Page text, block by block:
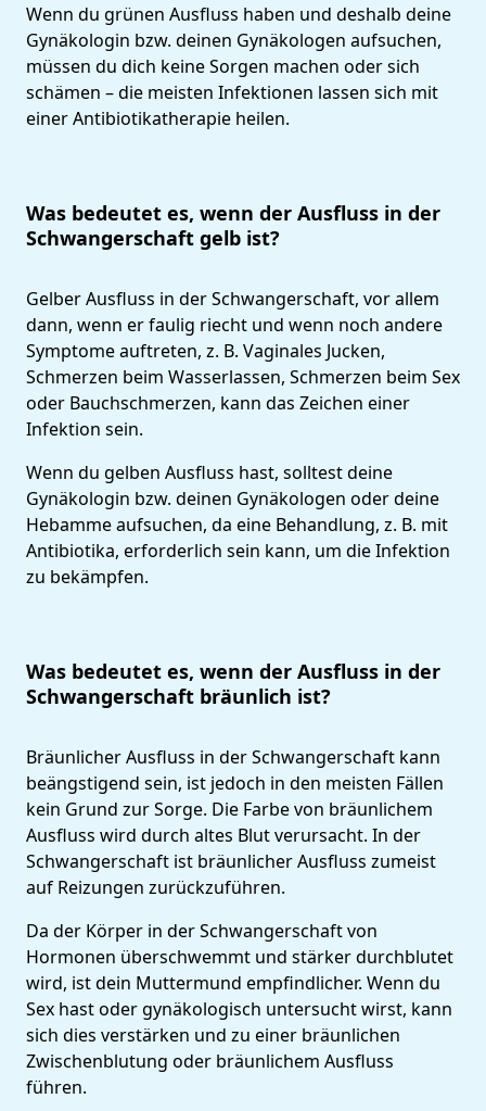
Wenn du grünen Ausfluss haben und deshalb deine
Gynäkologin bzw. deinen Gynäkologen aufsuchen,
müssen du dich keine Sorgen machen oder sich
schämen – die meisten Infektionen lassen sich mit
einer Antibiotikatherapie heilen.
Was bedeutet es, wenn der Ausfluss in der
Schwangerschaft gelb ist?
Gelber Ausfluss in der Schwangerschaft, vor allem
dann, wenn er faulig riecht und wenn noch andere
Symptome auftreten, z. B. Vaginales Jucken,
Schmerzen beim Wasserlassen, Schmerzen beim Sex
oder Bauchschmerzen, kann das Zeichen einer
Infektion sein.
Wenn du gelben Ausfluss hast, solltest deine
Gynäkologin bzw. deinen Gynäkologen oder deine
Hebamme aufsuchen, da eine Behandlung, z. B. mit
Antibiotika, erforderlich sein kann, um die Infektion
zu bekämpfen.
Was bedeutet es, wenn der Ausfluss in der
Schwangerschaft bräunlich ist?
Bräunlicher Ausfluss in der Schwangerschaft kann
beängstigend sein, ist jedoch in den meisten Fällen
kein Grund zur Sorge. Die Farbe von bräunlichem
Ausfluss wird durch altes Blut verursacht. In der
Schwangerschaft ist bräunlicher Ausfluss zumeist
auf Reizungen zurückzuführen.
Da der Körper in der Schwangerschaft von
Hormonen überschwemmt und stärker durchblutet
wird, ist dein Muttermund empfindlicher. Wenn du
Sex hast oder gynäkologisch untersucht wirst, kann
sich dies verstärken und zu einer bräunlichen
Zwischenblutung oder bräunlichem Ausfluss
führen.